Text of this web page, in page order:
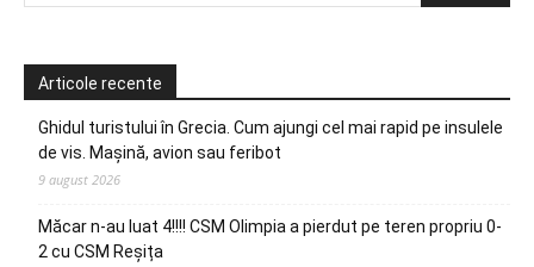
Articole recente
Ghidul turistului în Grecia. Cum ajungi cel mai rapid pe insulele
de vis. Mașină, avion sau feribot
9 august 2026
Măcar n-au luat 4!!!! CSM Olimpia a pierdut pe teren propriu 0-
2 cu CSM Reșița